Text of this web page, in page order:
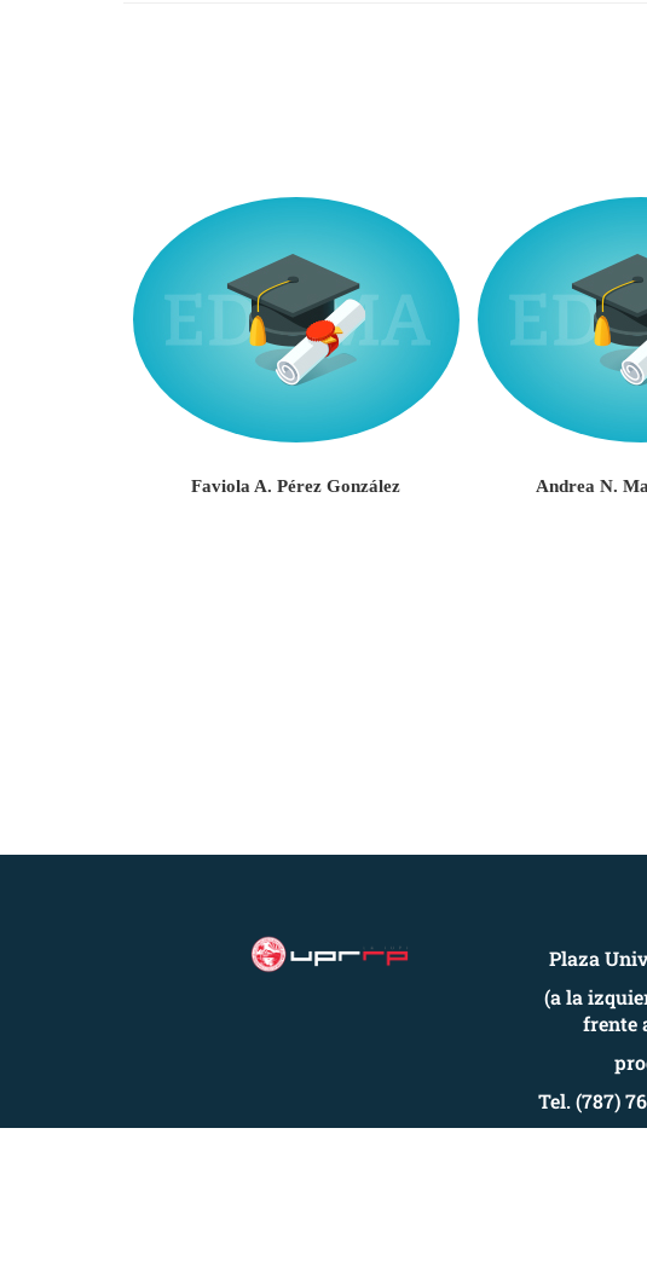
Faviola A. Pérez González Andrea N.
Plaza
(a la
frente
Tel. (787)